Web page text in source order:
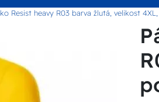
Resist heavy R03 barva žlutá, velikost 4XL,